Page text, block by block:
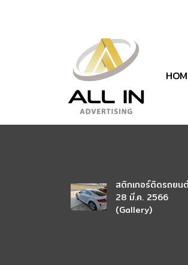
สติกเกอร์ติดรถยน
28 มี.ค. 2566
(Gallery)